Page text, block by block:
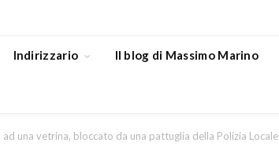
Indirizzario Il blog di Massimo Marino
una vetrina, bloccato da una pattuglia della Polizia Locale